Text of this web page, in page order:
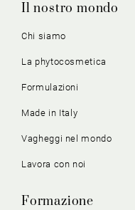
Il nostro mondo
Chi siamo
La phytocosmetica
Formulazioni
Made in Italy
Vagheggi nel mondo
Lavora con noi
Formazione